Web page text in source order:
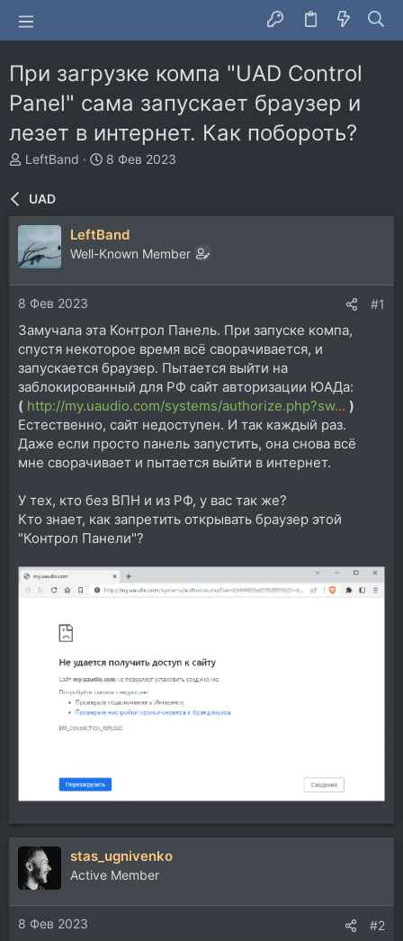
При загрузке компа "UAD Control
Panel" сама запускает браузер и
лезет в интернет. Как побороть?
А
т
р
т
е
LeftBand
Д
а
ч
8 Фев 2023
UAD
LeftBand
Well-Known Member
8 Фев 2023 #1
Замучала эта Контрол Панель. При запуске компа,
спустя некоторое время всё сворачивается, и
запускается браузер. Пытается выйти на
заблокированный для РФ сайт авторизации ЮАДа:
( http://my.uaudio.com/systems/authorize.php?sw... )
Естественно, сайт недоступен. И так каждый раз.
Даже если просто панель запустить, она снова всё
мне сворачивает и пытается выйти в интернет.
У тех, кто без ВПН и из РФ, у вас так же?
Кто знает, как запретить открывать браузер этой
"Контрол Панели"?
stas_ugnivenko
Active Member
8 Фев 2023 #2